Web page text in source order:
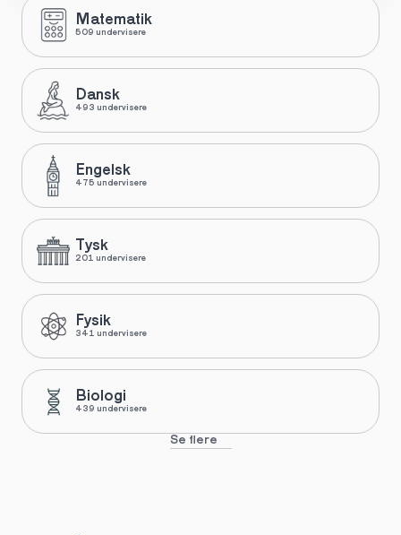
Matematik
509 undervisere
Dansk
493 undervisere
Engelsk
475 undervisere
Tysk
201 undervisere
Fysik
341 undervisere
Biologi
439 undervisere
Se flere